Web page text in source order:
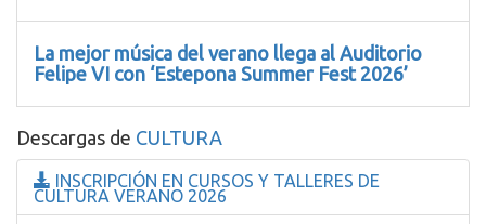
La mejor música del verano llega al Auditorio
Felipe VI con ‘Estepona Summer Fest 2026’
Descargas de CULTURA
INSCRIPCIÓN EN CURSOS Y TALLERES DE
CULTURA VERANO 2026